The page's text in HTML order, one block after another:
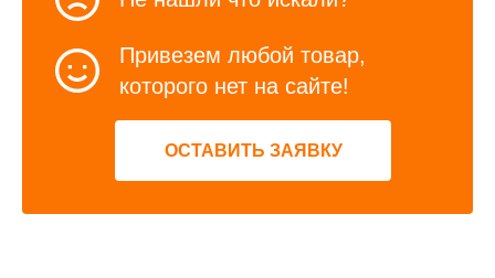
Привезем любой товар,
которого нет на сайте!
ОСТАВИТЬ ЗАЯВКУ